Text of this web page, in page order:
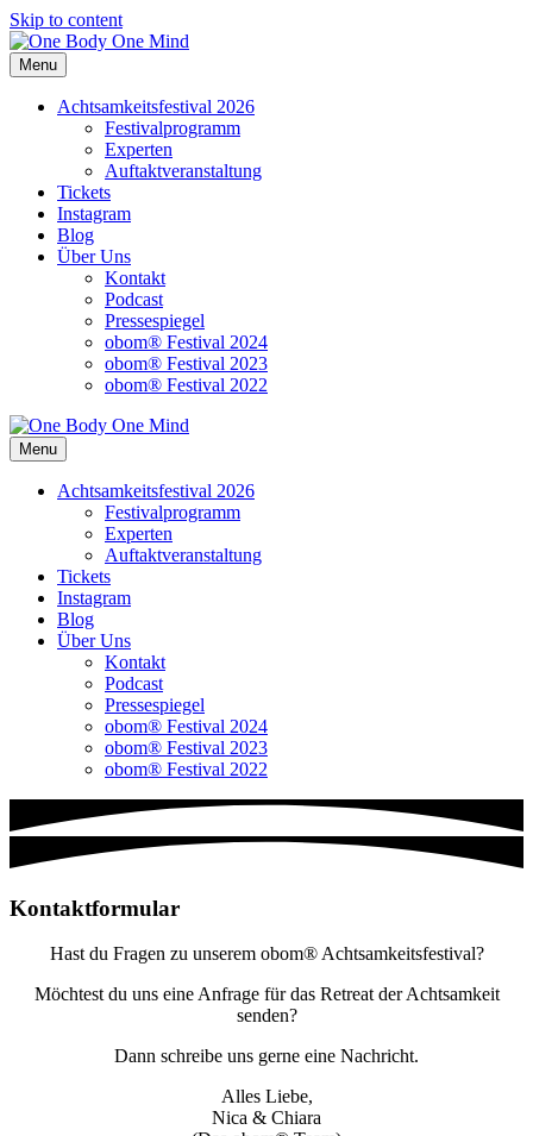
Skip to content
Menu
Achtsamkeitsfestival 2026
Festivalprogramm
Experten
Auftaktveranstaltung
Tickets
Instagram
Blog
Über Uns
Kontakt
Podcast
Pressespiegel
obom® Festival 2024
obom® Festival 2023
obom® Festival 2022
Menu
Achtsamkeitsfestival 2026
Festivalprogramm
Experten
Auftaktveranstaltung
Tickets
Instagram
Blog
Über Uns
Kontakt
Podcast
Pressespiegel
obom® Festival 2024
obom® Festival 2023
obom® Festival 2022
Kontaktformular
Hast du Fragen zu unserem obom® Achtsamkeitsfestival?
Möchtest du uns eine Anfrage für das Retreat der Achtsamkeit
senden?
Dann schreibe uns gerne eine Nachricht.
Alles Liebe,
Nica & Chiara